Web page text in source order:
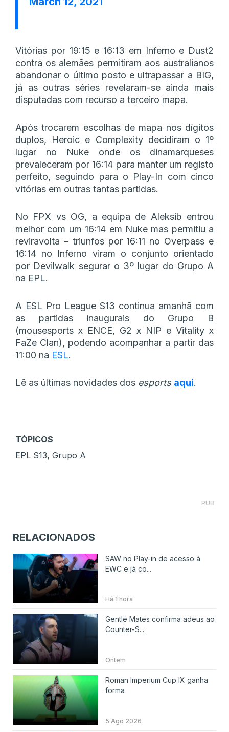
Vitórias por 19:15 e 16:13 em Inferno e Dust2
contra os alemães permitiram aos australianos
abandonar o último posto e ultrapassar a BIG,
já as outras séries revelaram-se ainda mais
disputadas com recurso a terceiro mapa.
Após trocarem escolhas de mapa nos dígitos
duplos, Heroic e Complexity decidiram o 1º
lugar no Nuke onde os dinamarqueses
prevaleceram por 16:14 para manter um registo
perfeito, seguindo para o Play-In com cinco
vitórias em outras tantas partidas.
No FPX vs OG, a equipa de Aleksib entrou
melhor com um 16:14 em Nuke mas permitiu a
reviravolta – triunfos por 16:11 no Overpass e
16:14 no Inferno viram o conjunto orientado
por Devilwalk segurar o 3º lugar do Grupo A
na EPL.
A ESL Pro League S13 continua amanhã com
as partidas inaugurais do Grupo B
(mousesports x ENCE, G2 x NIP e Vitality x
FaZe Clan), podendo acompanhar a partir das
11:00 na ESL.
Lê as últimas novidades dos esports aqui.
TÓPICOS
EPL S13, Grupo A
PUB
RELACIONADOS
SAW no Play-in de acesso à
EWC e já co...
Há 1 hora
Gentle Mates confirma adeus ao
Counter-S...
Ontem
Roman Imperium Cup IX ganha
forma
5 Ago 2026